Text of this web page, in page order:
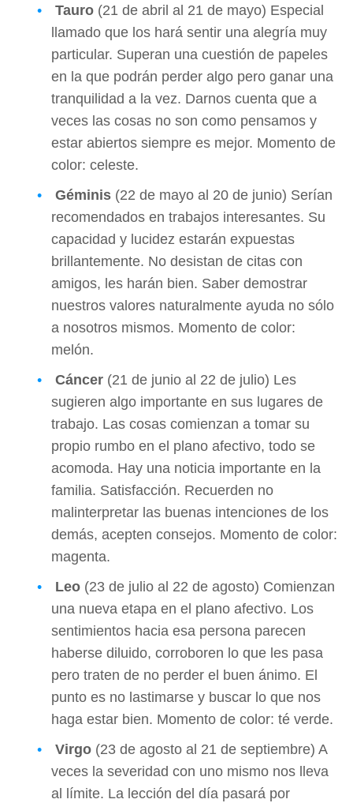
Tauro (21 de abril al 21 de mayo) Especial
llamado que los hará sentir una alegría muy
particular. Superan una cuestión de papeles
en la que podrán perder algo pero ganar una
tranquilidad a la vez. Darnos cuenta que a
veces las cosas no son como pensamos y
estar abiertos siempre es mejor. Momento de
color: celeste.
Géminis (22 de mayo al 20 de junio) Serían
recomendados en trabajos interesantes. Su
capacidad y lucidez estarán expuestas
brillantemente. No desistan de citas con
amigos, les harán bien. Saber demostrar
nuestros valores naturalmente ayuda no sólo
a nosotros mismos. Momento de color:
melón.
Cáncer (21 de junio al 22 de julio) Les
sugieren algo importante en sus lugares de
trabajo. Las cosas comienzan a tomar su
propio rumbo en el plano afectivo, todo se
acomoda. Hay una noticia importante en la
familia. Satisfacción. Recuerden no
malinterpretar las buenas intenciones de los
demás, acepten consejos. Momento de color:
magenta.
Leo (23 de julio al 22 de agosto) Comienzan
una nueva etapa en el plano afectivo. Los
sentimientos hacia esa persona parecen
haberse diluido, corroboren lo que les pasa
pero traten de no perder el buen ánimo. El
punto es no lastimarse y buscar lo que nos
haga estar bien. Momento de color: té verde.
Virgo (23 de agosto al 21 de septiembre) A
veces la severidad con uno mismo nos lleva
al límite. La lección del día pasará por